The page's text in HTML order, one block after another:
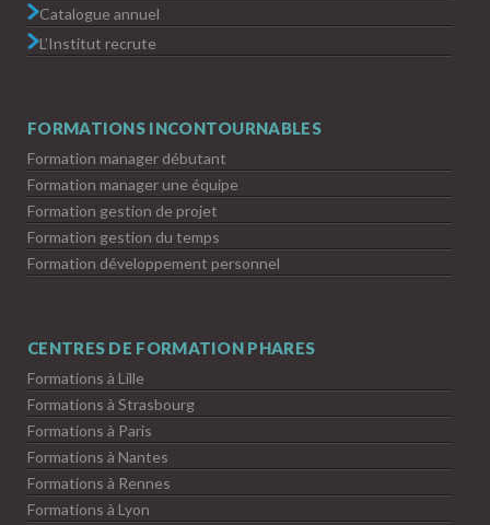
Catalogue annuel
L’Institut recrute
FORMATIONS INCONTOURNABLES
Formation manager débutant
Formation manager une équipe
Formation gestion de projet
Formation gestion du temps
Formation développement personnel
CENTRES DE FORMATION PHARES
Formations à Lille
Formations à Strasbourg
Formations à Paris
Formations à Nantes
Formations à Rennes
Formations à Lyon